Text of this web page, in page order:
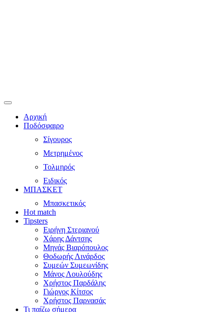
Αρχική
Ποδόσφαιρο
Σίγουρος
Μετρημένος
Τολμηρός
Ειδικός
ΜΠΑΣΚΕΤ
Μπασκετικός
Hot match
Tipsters
Ειρήνη Στεριανού
Χάρης Δάντσης
Μηνάς Βιαρόπουλος
Θοδωρής Λινάρδος
Συμεών Συμεωνίδης
Μάνος Λουλούδης
Χρήστος Παρδάλης
Γιώργος Κίτσος
Χρήστος Παρνασάς
Τι παίζω σήμερα